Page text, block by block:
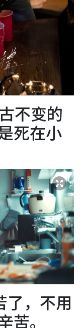
不变的
死在小
了，不用
苦。